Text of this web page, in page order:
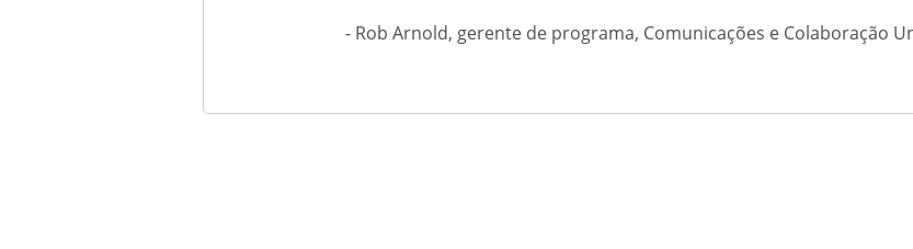
- Rob Arnold, gerente de programa, Comunicações e Colaboração